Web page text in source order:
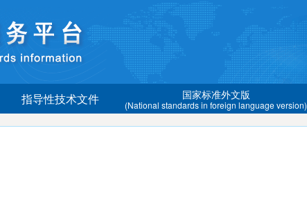
指导性技术文件 国家标准外文版
(National standards in foreign language version)